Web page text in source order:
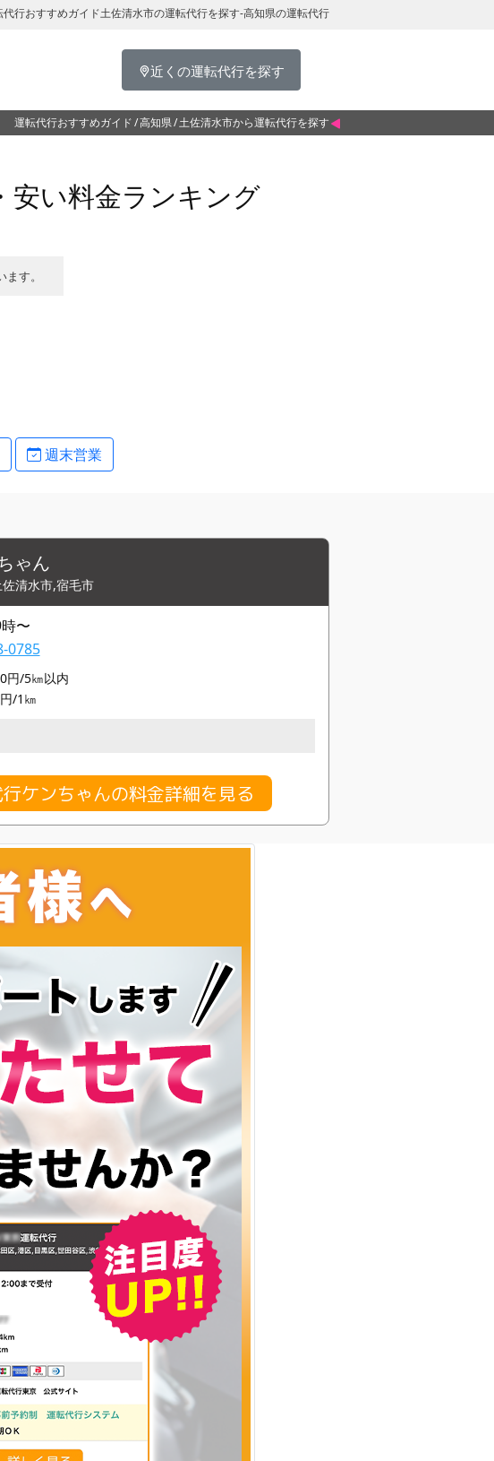
行おすすめガイド土佐清水市の運転代行を探す-高知県の運転代行
近くの運転代行を探す
運転代行おすすめガイド 高知県 土佐清水市から運転代行を探す
安い料金ランキング
す。
週末営業
ゃん
清水市,宿毛市
〜
0785
円/5㎞以内
/1㎞
ケンちゃんの料金詳細を見る